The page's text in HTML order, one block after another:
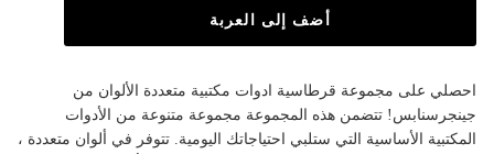
أضف إلى العربة
احصلي على مجموعة قرطاسية ادوات مكتبية متعددة الألوان من
جينجرسنابس! تتضمن هذه المجموعة مجموعة متنوعة من الأدوات
المكتبية الأساسية التي ستلبي احتياجاتك اليومية. تتوفر في ألوان متعددة ،